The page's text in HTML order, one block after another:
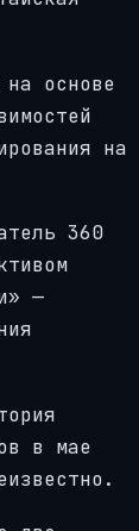
на основе
на
360
—
в мае